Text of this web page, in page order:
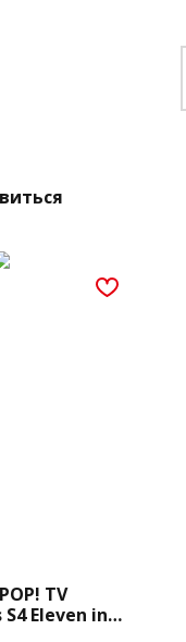
TV
Eleven in